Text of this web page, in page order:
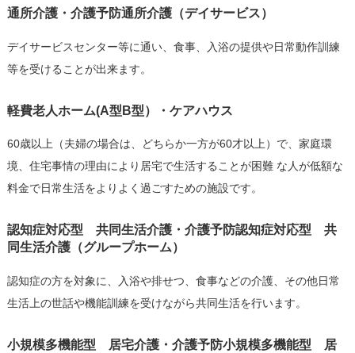
通所介護・介護予防通所介護（デイサービス）
デイサービスセンター等に通い、食事、入浴の提供や日常動作訓練
等を受けることが出来ます。
軽費老人ホーム(A型B型）・ケアハウス
60歳以上（夫婦の場合は、どちらか一方が60才以上）で、家庭環
境、住宅事情の理由により居宅で生活することが困難 な人が低額な
料金で日常生活をよりよく過ごすための施設です。
認知症対応型 共同生活介護・介護予防認知症対応型 共
同生活介護（グループホーム）
認知症の方を対象に、入浴や排せつ、食事などの介護、その他日常
生活上の世話や機能訓練を受けながら共同生活を行います。
小規模多機能型 居宅介護・介護予防小規模多機能型 居